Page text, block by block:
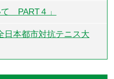
PART４」
日本都市対抗テニス大